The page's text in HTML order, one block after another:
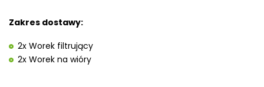
Zakres dostawy:
2x Worek filtrujący
2x Worek na wióry